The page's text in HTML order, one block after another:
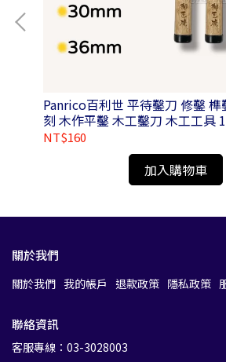
Panrico百利世 平待鑿刀 修鑿
刻 木作平鑿 木工鑿刀 木工工具
/ 36mm
NT$160
加入購物車
關於我們
關於我們 我的帳戶 退款政策 隱私政策
聯絡資訊
客服專線：03-3028003